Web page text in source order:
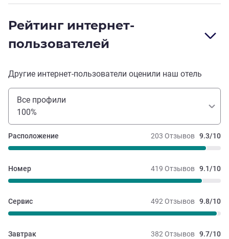
Рейтинг интернет-
пользователей
Другие интернет-пользователи оценили наш отель
Все профили
100%
203 Отзывов 9.3/10
Расположение
419 Отзывов 9.1/10
Номер
492 Отзывов 9.8/10
Сервис
382 Отзывов 9.7/10
Завтрак